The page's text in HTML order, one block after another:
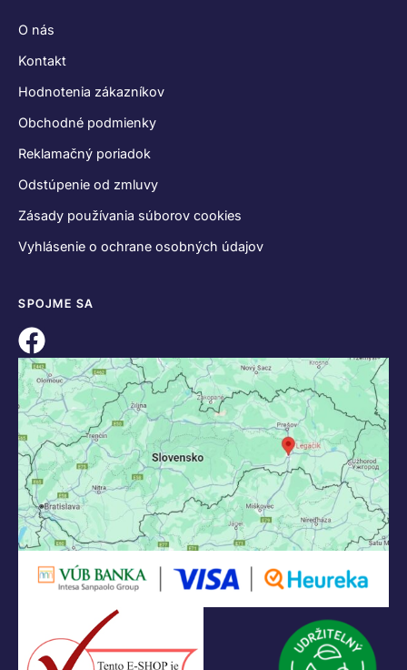
O nás
Kontakt
Hodnotenia zákazníkov
Obchodné podmienky
Reklamačný poriadok
Odstúpenie od zmluvy
Zásady používania súborov cookies
Vyhlásenie o ochrane osobných údajov
SPOJME SA